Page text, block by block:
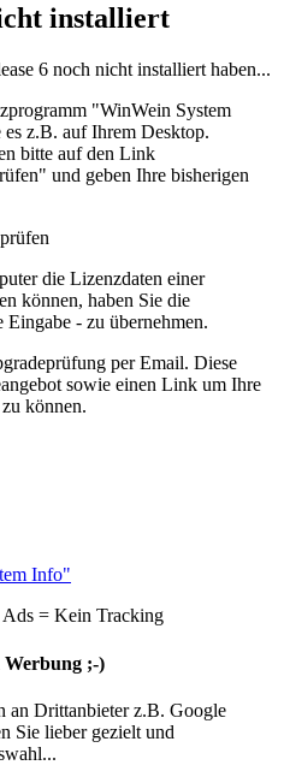
installiert
6 noch nicht installiert haben...
"WinWein System
z.B. auf Ihrem Desktop.
bitte auf den Link
und geben Ihre bisherigen
die Lizenzdaten einer
können, haben Sie die
- zu übernehmen.
per Email. Diese
sowie einen Link um Ihre
können.
Info"
= Kein Tracking
Werbung ;-)
an Drittanbieter z.B. Google
Sie lieber gezielt und